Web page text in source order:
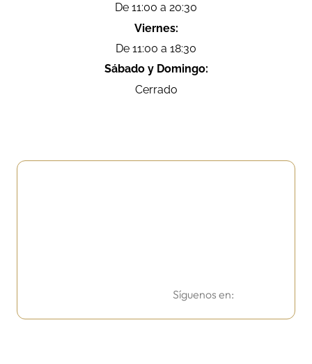
De 11:00 a 20:30
Viernes:
De 11:00 a 18:30
Sábado y Domingo:
Cerrado
Síguenos en: